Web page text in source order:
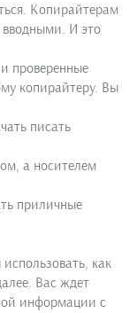
Копирайтерам
вводными. И это
проверенные
копирайтеру. Вы
писать
а носителем
приличные
как
Вас ждет
информации с